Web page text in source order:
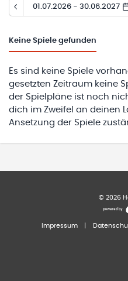
01.07.2026 - 30.06.2027
Keine Spiele gefunden
Es sind keine Spiele
gesetzten Zeitraum keine
der Spielpläne ist noch
dich im Zweifel an deinen
Ansetzung der Spiele
© 2026
Impressum